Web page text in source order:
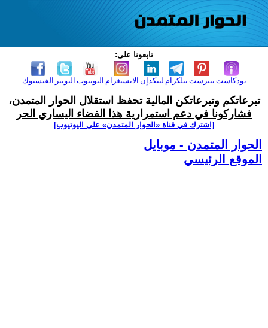
تابعونا على:
الفيسبوك التويتر اليوتيوب الانستغرام لينكدإن تيلكرامبنترست بودكاست
تبرعاتكم وتبرعاتكن المالية تحفظ استقلال الحوار المتمدن،
فشاركونا في دعم استمرارية هذا الفضاء اليساري الحر
[اشترك في قناة ‫«الحوار المتمدن» على اليوتيوب]
الحوار المتمدن - موبايل
الموقع الرئيسي